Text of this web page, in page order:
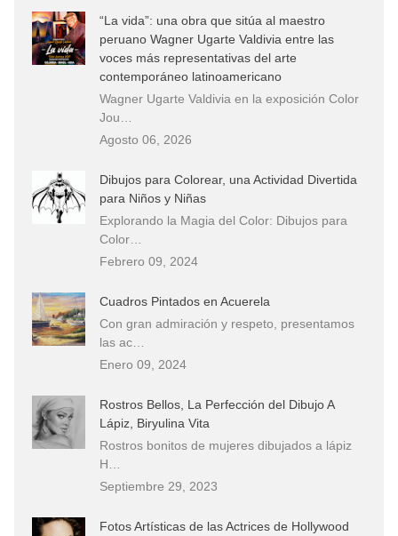
“La vida”: una obra que sitúa al maestro
peruano Wagner Ugarte Valdivia entre las
voces más representativas del arte
contemporáneo latinoamericano
Wagner Ugarte Valdivia en la exposición Color
Jou…
Agosto 06, 2026
Dibujos para Colorear, una Actividad Divertida
para Niños y Niñas
Explorando la Magia del Color: Dibujos para
Color…
Febrero 09, 2024
Cuadros Pintados en Acuerela
Con gran admiración y respeto, presentamos
las ac…
Enero 09, 2024
Rostros Bellos, La Perfección del Dibujo A
Lápiz, Biryulina Vita
Rostros bonitos de mujeres dibujados a lápiz
H…
Septiembre 29, 2023
Fotos Artísticas de las Actrices de Hollywood